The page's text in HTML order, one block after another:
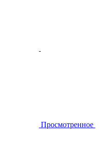
Просмотренное